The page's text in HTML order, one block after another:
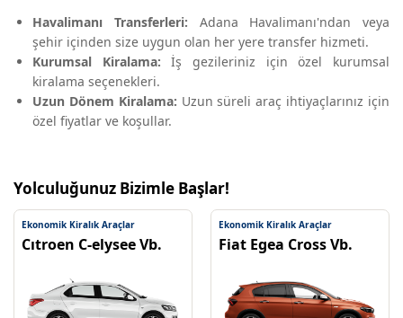
Havalimanı Transferleri: Adana Havalimanı'ndan veya
şehir içinden size uygun olan her yere transfer hizmeti.
Kurumsal Kiralama: İş gezileriniz için özel kurumsal
kiralama seçenekleri.
Uzun Dönem Kiralama: Uzun süreli araç ihtiyaçlarınız için
özel fiyatlar ve koşullar.
Yolculuğunuz Bizimle Başlar!
Filomod’da
kiralık
ihtiyaca
Ekonomik Kiralık Araçlar
Cıtroen C-elysee Vb.
Ekonomik Kiralık Araçlar
Fiat Egea Cross Vb.